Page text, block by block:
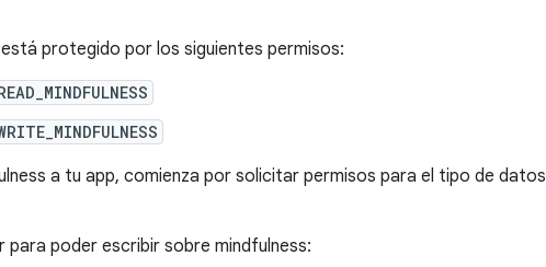
protegido por los siguientes permisos:
a tu app, comienza por solicitar permisos para el tipo de datos
poder escribir sobre mindfulness: